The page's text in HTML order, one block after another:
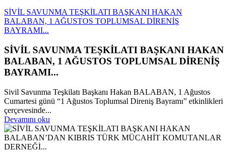
SİVİL SAVUNMA TEŞKİLATI BAŞKANI HAKAN
BALABAN, 1 AĞUSTOS TOPLUMSAL DİRENİŞ
BAYRAMI...
SİVİL SAVUNMA TEŞKİLATI BAŞKANI HAKAN
BALABAN, 1 AĞUSTOS TOPLUMSAL DİRENİŞ
BAYRAMI...
Sivil Savunma Teşkilatı Başkanı Hakan BALABAN, 1 Ağustos
Cumartesi günü “1 Ağustos Toplumsal Direniş Bayramı” etkinlikleri
çerçevesinde...
Devamını oku